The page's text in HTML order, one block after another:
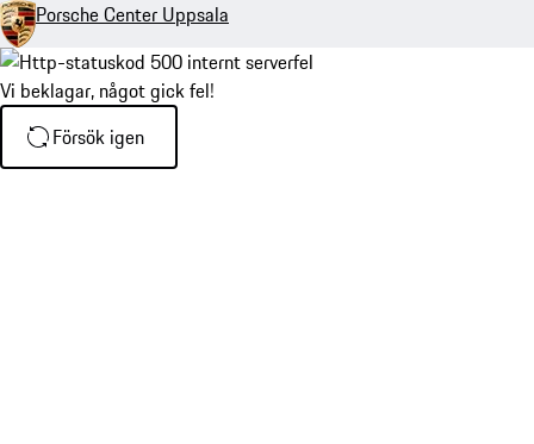
Porsche Center Uppsala
Vi beklagar, något gick fel!
Försök igen